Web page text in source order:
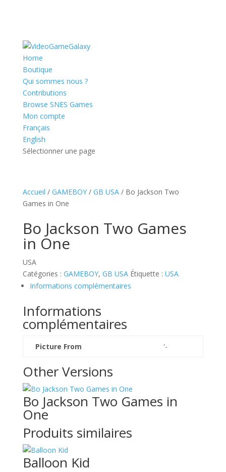
Home
Boutique
Qui sommes nous ?
Contributions
Browse SNES Games
Mon compte
Français
English
Sélectionner une page
Accueil / GAMEBOY/ GB USA/ Bo Jackson Two
Games in One
Bo Jackson Two Games
in One
USA
Catégories : GAMEBOY, GB USA Étiquette : USA
Informations complémentaires
Informations
complémentaires
Picture From '-
Other Versions
Bo Jackson Two Games in
One
Produits similaires
Balloon Kid